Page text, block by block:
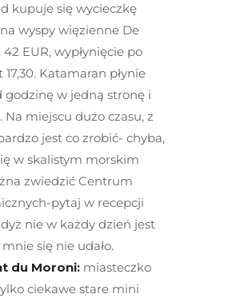
kupuje się wycieczkę
wyspy więzienne De
42 EUR, wypłynięcie po
Katamaran płynie
godzinę w jedną stronę i
Na miejscu dużo czasu, z
jest co zrobić- chyba,
w skalistym morskim
zwiedzić Centrum
pytaj w recepcji
nie w każdy dzień jest
się nie udało.
du Moroni: miasteczko
ciekawe stare mini